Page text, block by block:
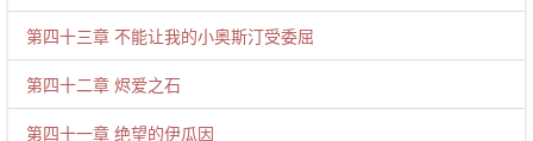
第四十三章 不能让我的小奥斯汀受委屈
第四十二章 烬爱之石
第四十一章 绝望的伊瓜因